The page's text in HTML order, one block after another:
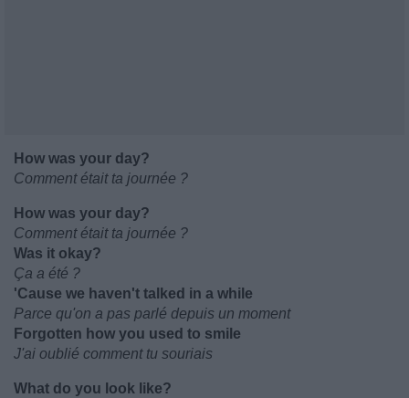
How was your day?
Comment était ta journée ?
How was your day?
Comment était ta journée ?
Was it okay?
Ça a été ?
'Cause we haven't talked in a while
Parce qu'on a pas parlé depuis un moment
Forgotten how you used to smile
J'ai oublié comment tu souriais
What do you look like?